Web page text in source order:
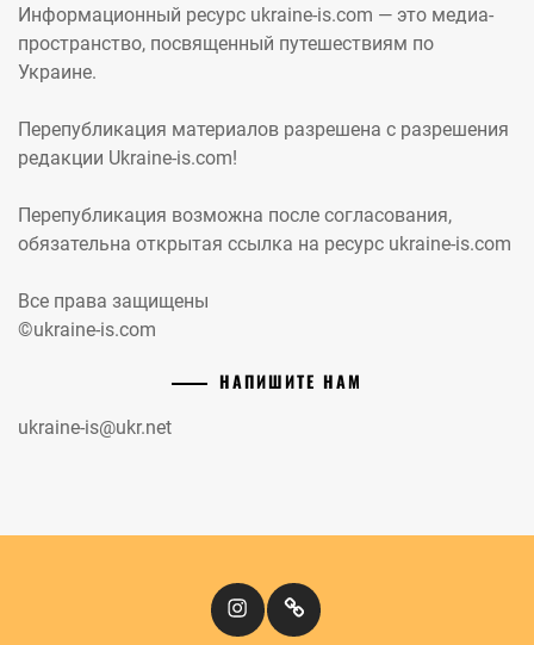
Информационный ресурс ukraine-is.com — это медиа-
пространство, посвященный путешествиям по
Украине.
Перепубликация материалов разрешена с разрешения
редакции Ukraine-is.com!
Перепубликация возможна после согласования,
обязательна открытая ссылка на ресурс ukraine-is.com
Все права защищены
©ukraine-is.com
НАПИШИТЕ НАМ
ukraine-is@ukr.net
InstagramКіномандри